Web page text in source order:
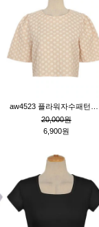
20,000원
6,900원